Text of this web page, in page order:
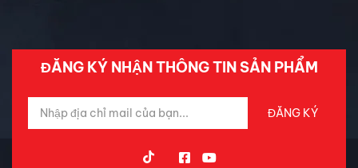
ĐĂNG KÝ NHẬN THÔNG TIN SẢN PHẨM